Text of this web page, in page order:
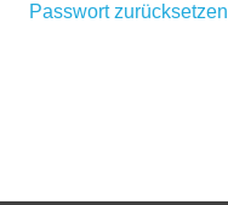
Passwort zurücksetzen